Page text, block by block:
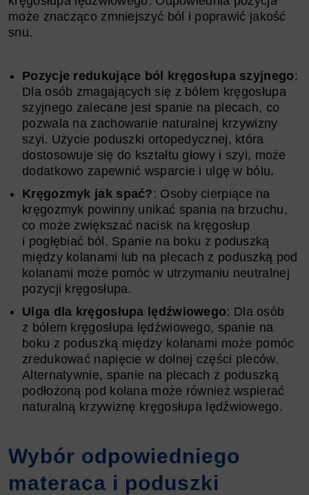
może znacząco zmniejszyć ból i poprawić jakość
snu.
Pozycje redukujące ból kręgosłupa szyjnego:
Dla osób zmagających się z bólem kręgosłupa
szyjnego zalecane jest spanie na plecach, co
pozwala na zachowanie naturalnej krzywizny
szyi. Użycie poduszki ortopedycznej, która
dostosowuje się do kształtu głowy i szyi, może
dodatkowo zapewnić wsparcie i ulgę w bólu.
Kręgozmyk jak spać?: Osoby cierpiące na
kręgozmyk powinny unikać spania na brzuchu,
co może zwiększać nacisk na kręgosłup
i pogłębiać ból. Spanie na boku z poduszką
między kolanami lub na plecach z poduszką pod
kolanami może pomóc w utrzymaniu neutralnej
pozycji kręgosłupa.
Ulga dla kręgosłupa lędźwiowego: Dla osób
z bólem kręgosłupa lędźwiowego, spanie na
boku z poduszką między kolanami może pomóc
zredukować napięcie w dolnej części pleców.
Alternatywnie, spanie na plecach z poduszką
podłożoną pod kolana może również wspierać
naturalną krzywiznę kręgosłupa lędźwiowego.
Wybór odpowiedniego
materaca i poduszki